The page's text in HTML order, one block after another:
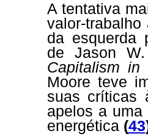
A tentativa
valor-
da esquerda
de Jason
Capitalism
Moore teve
suas críticas
apelos a
energética (43